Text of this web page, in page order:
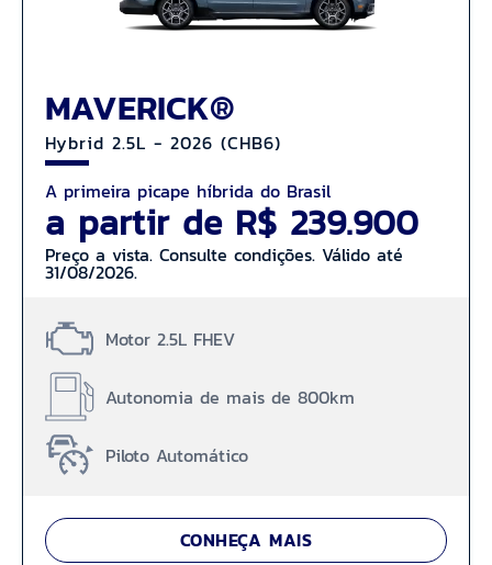
MAVERICK®
Hybrid 2.5L - 2026 (CHB6)
A primeira picape híbrida do Brasil
a partir de R$ 239.900
Preço a vista. Consulte condições. Válido até
31/08/2026.
Motor 2.5L FHEV
Autonomia de mais de 800km
Piloto Automático
CONHEÇA MAIS